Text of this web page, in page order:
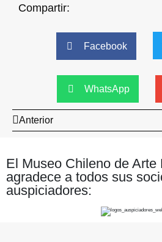
Compartir:
Facebook
WhatsApp
Anterior
El Museo Chileno de Arte
agradece a todos sus
auspiciadores: